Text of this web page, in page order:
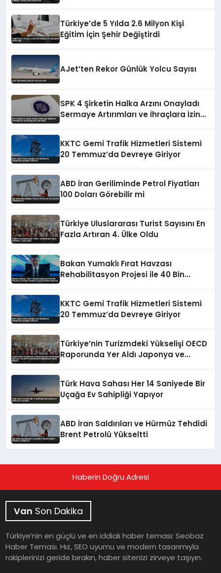
Türkiye’de 5 Yılda 2.6 Milyon Kişi
Eğitim İçin Şehir Değiştirdi
AJet’ten Rekor Günlük Yolcu Sayısı
SPK 4 Şirketin Halka Arzını Onayladı
Sermaye Artırımları ve İhraçlara İzin
KKTC Gemi Trafik Hizmetleri Sistemi
20 Temmuz’da Devreye Giriyor
ABD İran Geriliminde Petrol Fiyatları
100 Doları Görebilir mi
Türkiye Uluslararası Turist Sayısını En
Fazla Artıran 4. Ülke Oldu
Bakan Yumaklı Fırat Havzası
Rehabilitasyon Projesi ile 40 Bin
KKTC Gemi Trafik Hizmetleri Sistemi
20 Temmuz’da Devreye Giriyor
Türkiye’nin Turizmdeki Yükselişi OECD
Raporunda Yer Aldı Japonya ve
Türk Hava Sahası Her 14 Saniyede Bir
Uçağa Ev Sahipliği Yapıyor
ABD İran Saldırıları ve Hürmüz Tehdidi
Brent Petrolü Yükseltti
Haberin Doğru Adresi
Van Son Dakika
Türkiye’nin en güçlü ve en iddialı haber teması: Seobaz
Haber Teması. Hız, SEO uyumu ve modern tasarımıyla
rakiplerinizi geride bırakın, haber sitenizi zirveye taşıyın.